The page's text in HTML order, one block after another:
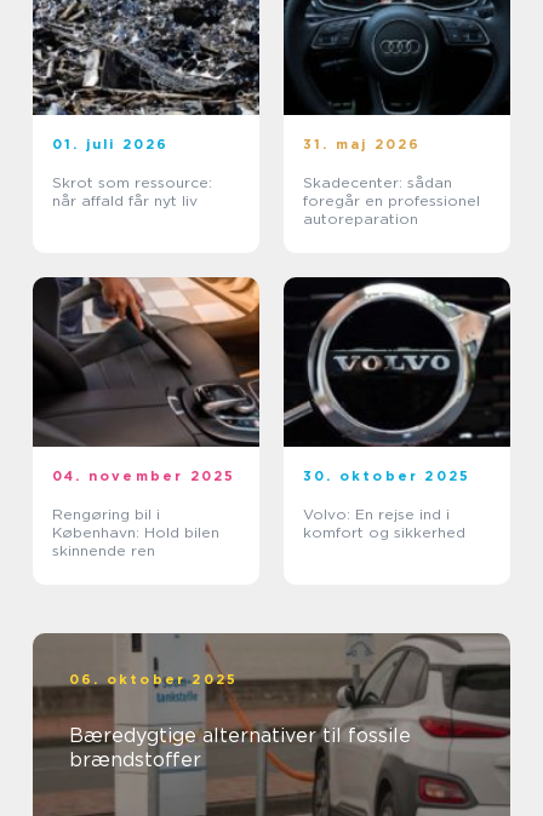
01. juli 2026
Skrot som ressource:
når affald får nyt liv
31. maj 2026
Skadecenter: sådan
foregår en professionel
autoreparation
04. november 2025
Rengøring bil i
København: Hold bilen
skinnende ren
30. oktober 2025
Volvo: En rejse ind i
komfort og sikkerhed
06. oktober 2025
Bæredygtige alternativer til fossile
brændstoffer